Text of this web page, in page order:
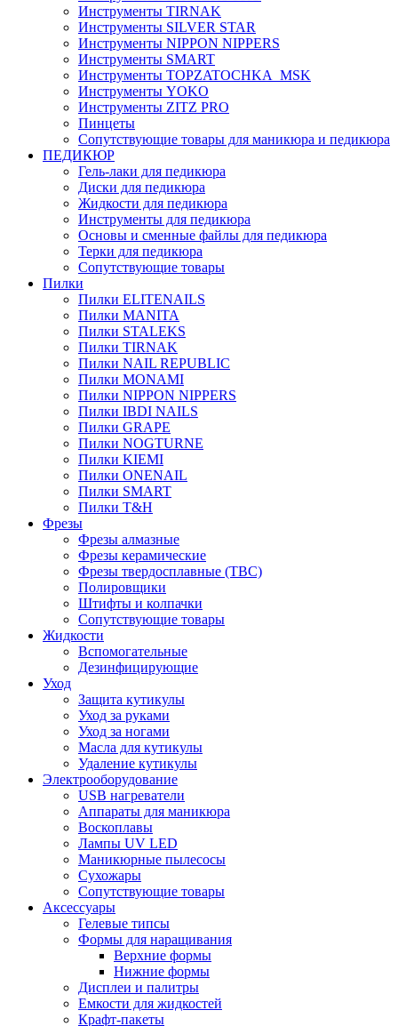
Инструменты TIRNAK
Инструменты SILVER STAR
Инструменты NIPPON NIPPERS
Инструменты SMART
Инструменты TOPZATOCHKA_MSK
Инструменты YOKO
Инструменты ZITZ PRO
Пинцеты
Сопутствующие товары для маникюра и педикюра
ПЕДИКЮР
Гель-лаки для педикюра
Диски для педикюра
Жидкости для педикюра
Инструменты для педикюра
Основы и сменные файлы для педикюра
Терки для педикюра
Сопутствующие товары
Пилки
Пилки ELITENAILS
Пилки MANITA
Пилки STALEKS
Пилки TIRNAK
Пилки NAIL REPUBLIC
Пилки MONAMI
Пилки NIPPON NIPPERS
Пилки IBDI NAILS
Пилки GRAPE
Пилки NOGTURNE
Пилки KIEMI
Пилки ONENAIL
Пилки SMART
Пилки T&H
Фрезы
Фрезы алмазные
Фрезы керамические
Фрезы твердосплавные (ТВС)
Полировщики
Штифты и колпачки
Сопутствующие товары
Жидкости
Вспомогательные
Дезинфицирующие
Уход
Защита кутикулы
Уход за руками
Уход за ногами
Масла для кутикулы
Удаление кутикулы
Электрооборудование
USB нагреватели
Аппараты для маникюра
Воскоплавы
Лампы UV LED
Маникюрные пылесосы
Сухожары
Сопутствующие товары
Аксессуары
Гелевые типсы
Формы для наращивания
Верхние формы
Нижние формы
Дисплеи и палитры
Емкости для жидкостей
Крафт-пакеты